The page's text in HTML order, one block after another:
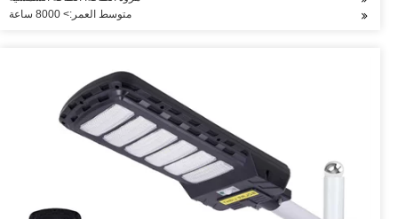
متوسط العمر:> 8000 ساعة